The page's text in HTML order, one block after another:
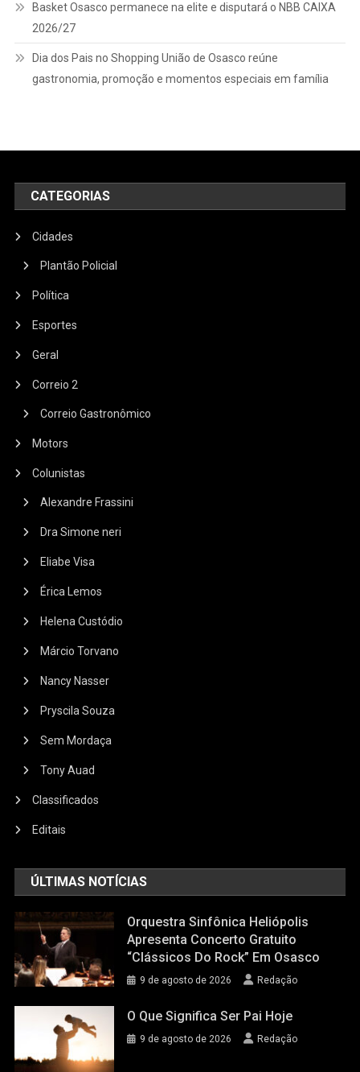
Basket Osasco permanece na elite e disputará o NBB CAIXA
2026/27
Dia dos Pais no Shopping União de Osasco reúne
gastronomia, promoção e momentos especiais em família
CATEGORIAS
Cidades
Plantão Policial
Política
Esportes
Geral
Correio 2
Correio Gastronômico
Motors
Colunistas
Alexandre Frassini
Dra Simone neri
Eliabe Visa
Érica Lemos
Helena Custódio
Márcio Torvano
Nancy Nasser
Pryscila Souza
Sem Mordaça
Tony Auad
Classificados
Editais
ÚLTIMAS NOTÍCIAS
Orquestra Sinfônica Heliópolis
Apresenta Concerto Gratuito
“Clássicos Do Rock” Em Osasco
9 de agosto de 2026 Redação
O Que Significa Ser Pai Hoje
9 de agosto de 2026 Redação